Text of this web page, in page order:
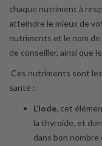
chaque nutriment à
atteindre le mieux de
nutriments et le nom de
de conseiller, ainsi que
Ces nutriments sont
santé :
L’iode, cet
la thyroïde, et
dans bon